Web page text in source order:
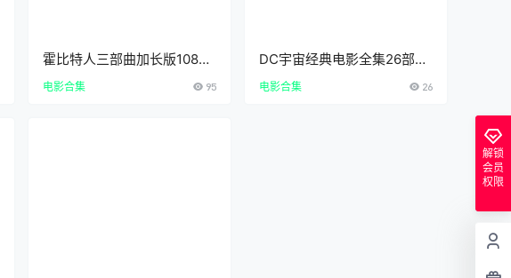
霍比特人三部曲加长版1080P
超清中英双字未删减全集下载
电影合集 95
DC宇宙经典电影全集26部
1080P超清英语中字百度云下
载
电影合集 26
解锁
会员
权限